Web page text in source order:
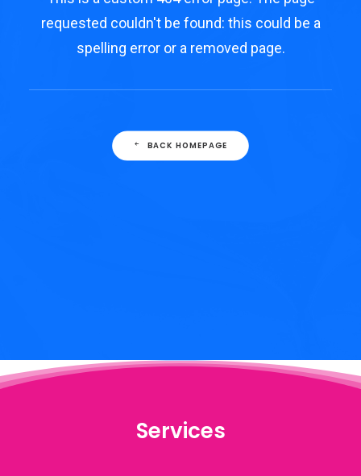
requested couldn't be found: this could be a
spelling error or a removed page.
BACK HOMEPAGE
Services